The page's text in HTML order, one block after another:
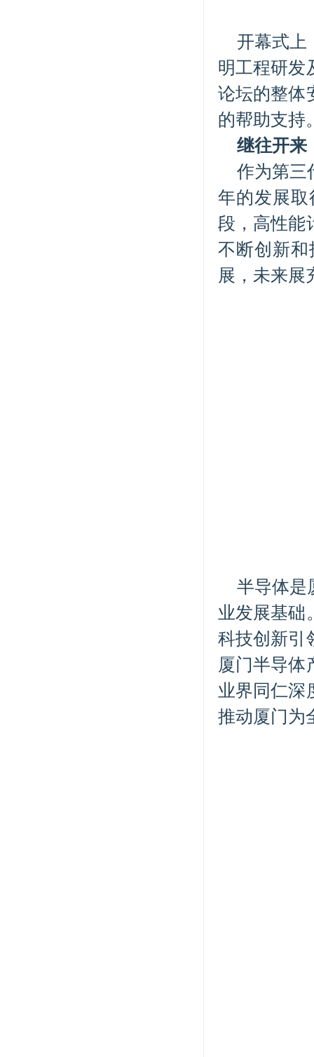
开幕式上
明工程研发
论坛的整体
的帮助支持
继往开来
作为第三
年的发展
段，高性能
不断创新
展，未来展
半导体是
业发展基础
科技创新引
厦门半导体
业界同仁深
推动厦门为